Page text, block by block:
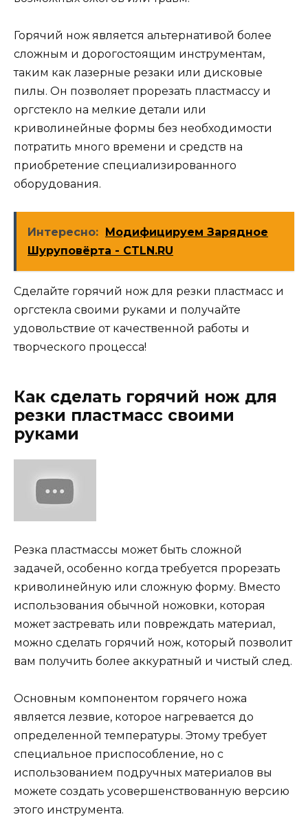
Горячий нож является альтернативой более
сложным и дорогостоящим инструментам,
таким как лазерные резаки или дисковые
пилы. Он позволяет прорезать пластмассу и
оргстекло на мелкие детали или
криволинейные формы без необходимости
потратить много времени и средств на
приобретение специализированного
оборудования.
Интересно:
Модифицируем Зарядное
Шуруповёрта - CTLN.RU
Сделайте горячий нож для резки пластмасс и
оргстекла своими руками и получайте
удовольствие от качественной работы и
творческого процесса!
Как сделать горячий нож для
резки пластмасс своими
руками
Резка пластмассы может быть сложной
задачей, особенно когда требуется прорезать
криволинейную или сложную форму. Вместо
использования обычной ножовки, которая
может застревать или повреждать материал,
можно сделать горячий нож, который позволит
вам получить более аккуратный и чистый след.
Основным компонентом горячего ножа
является лезвие, которое нагревается до
определенной температуры. Этому требует
специальное приспособление, но с
использованием подручных материалов вы
можете создать усовершенствованную версию
этого инструмента.